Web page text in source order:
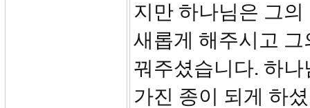
지만 하나님은 그
새롭게 해주시고
꿔주셨습니다. 하
가진 종이 되게 하